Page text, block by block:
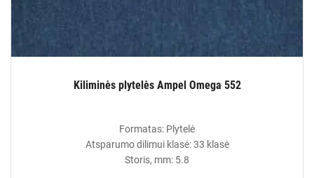
Kiliminės plytelės Ampel Omega 552
Formatas: Plytelė
Atsparumo dilimui klasė: 33 klasė
Storis, mm: 5.8